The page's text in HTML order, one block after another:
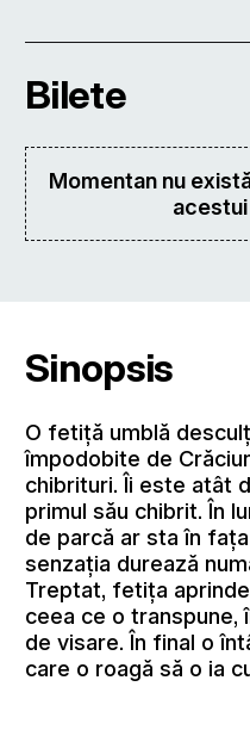
Bilete
Momentan nu
Sinopsis
O fetiță umblă
împodobite de
chibrituri. Îi este atât
primul său chibrit. În
de parcă ar sta în
senzația durează
Treptat, fetița
ceea ce o
de visare. În final o
care o roagă să o ia